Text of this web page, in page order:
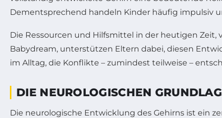
Dementsprechend handeln Kinder häufig impulsiv
Die Ressourcen und Hilfsmittel in der heutigen Zeit,
Babydream, unterstützen Eltern dabei, diesen
im Alltag, die Konflikte – zumindest teilweise –
DIE NEUROLOGISCHEN
Die neurologische Entwicklung des Gehirns ist ein